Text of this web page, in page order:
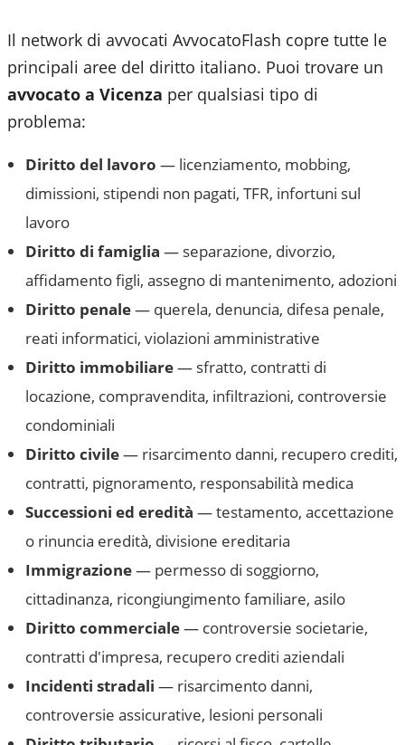
Il network di avvocati AvvocatoFlash copre tutte le
principali aree del diritto italiano. Puoi trovare un
avvocato a Vicenza per qualsiasi tipo di
problema:
Diritto del lavoro — licenziamento, mobbing,
dimissioni, stipendi non pagati, TFR, infortuni sul
lavoro
Diritto di famiglia — separazione, divorzio,
affidamento figli, assegno di mantenimento, adozioni
Diritto penale— querela, denuncia, difesa penale,
reati informatici, violazioni amministrative
Diritto immobiliare— sfratto, contratti di
locazione, compravendita, infiltrazioni, controversie
condominiali
Diritto civile— risarcimento danni, recupero crediti,
contratti, pignoramento, responsabilità medica
Successioni ed eredità — testamento, accettazione
o rinuncia eredità, divisione ereditaria
Immigrazione— permesso di soggiorno,
cittadinanza, ricongiungimento familiare, asilo
Diritto commerciale— controversie societarie,
contratti d'impresa, recupero crediti aziendali
Incidenti stradali — risarcimento danni,
controversie assicurative, lesioni personali